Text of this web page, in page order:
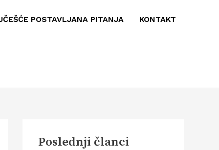
POSTAVLJANA PITANJA KONTAKT
Poslednji članci